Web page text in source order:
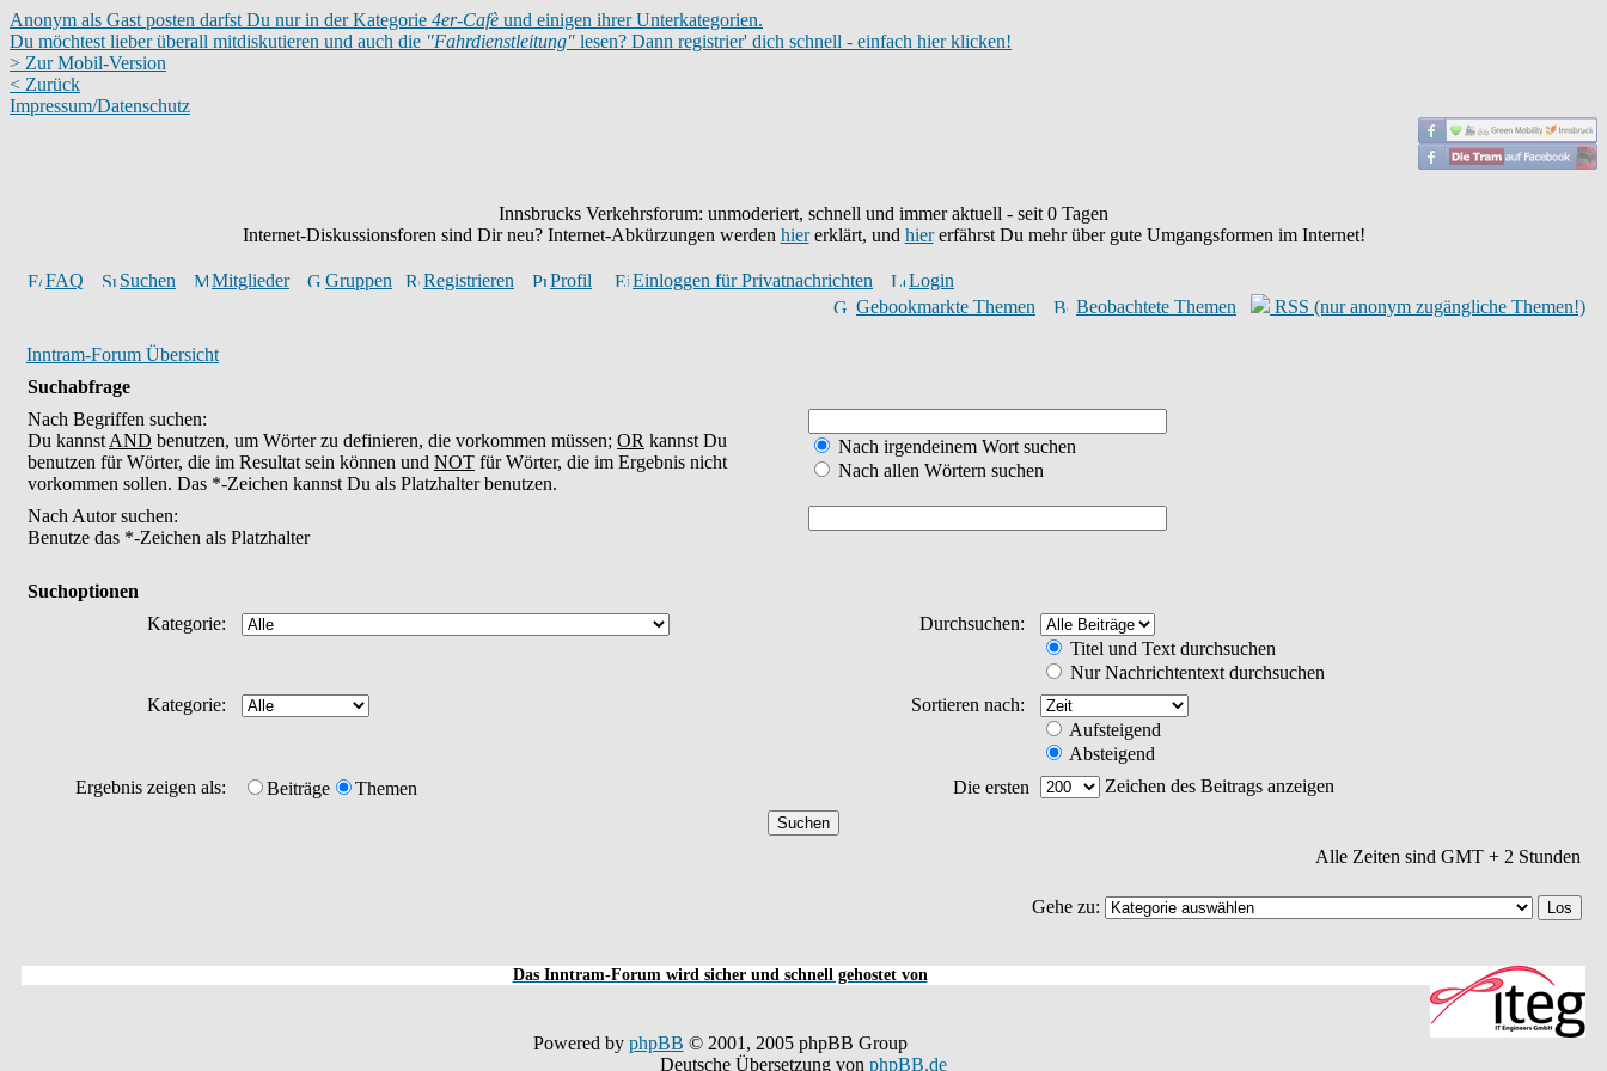
Anonym als Gast posten darfst Du nur in der Kategorie 4er-Cafè und einigen ihrer Unterkategorien.
Du möchtest lieber überall mitdiskutieren und auch die "Fahrdienstleitung" lesen? Dann registrier' dich schnell - einfach hier klicken!
> Zur Mobil-Version
< Zurück
Impressum/Datenschutz
Innsbrucks Verkehrsforum: unmoderiert, schnell und immer aktuell - seit 0 Tagen
Internet-Diskussionsforen sind Dir neu? Internet-Abkürzungen werden hiererklärt, und hiererfährst Du mehr über gute Umgangsformen im Internet!
FAQ Suchen Mitglieder Gruppen Registrieren Profil Einloggen für Privatnachrichten
Login
Gebookmarkte Themen
Beobachtete Themen RSS (nur anonym zugängliche Themen!)
Inntram-Forum Übersicht
Suchabfrage
Nach Begriffen suchen:
Du kannst AND benutzen, um Wörter zu definieren, die vorkommen müssen; OR kannst Du
benutzen für Wörter, die im Resultat sein können und NOT für Wörter, die im Ergebnis nicht
vorkommen sollen. Das *-Zeichen kannst Du als Platzhalter benutzen.
Nach irgendeinem Wort suchen
Nach allen Wörtern suchen
Nach Autor suchen:
Benutze das *-Zeichen als Platzhalter
Suchoptionen
Kategorie:
Durchsuchen:
Titel und Text durchsuchen
Nur Nachrichtentext durchsuchen
Kategorie:
Sortieren nach:
Aufsteigend
Absteigend
Ergebnis zeigen als:
Beiträge Themen Die ersten Zeichen des Beitrags anzeigen
Alle Zeiten sind GMT + 2 Stunden
Gehe zu:
Das Inntram-Forum wird sicher und schnell gehostet von
Powered by phpBB © 2001, 2005 phpBB Group
Deutsche Übersetzung von phpBB.de